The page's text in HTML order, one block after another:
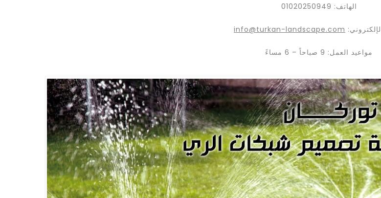
الهاتف: 01020250949
info@turkan-landscape.com
مواعيد العمل: 9 صباحاً – 6 مساءً